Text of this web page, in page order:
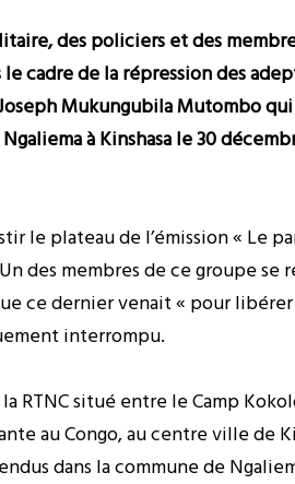
des policiers et des
cadre de la répression des
Mukungubila Mutombo
à Kinshasa le 30
le plateau de l’émission « Le
des membres de ce groupe se
ce dernier venait « pour
interrompu.
RTNC situé entre le Camp
au Congo, au centre ville de
dans la commune de